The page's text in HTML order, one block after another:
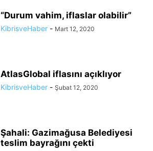
“Durum vahim, iflaslar olabilir”
KibrisveHaber - Mart 12, 2020
AtlasGlobal iflasını açıklıyor
KibrisveHaber - Şubat 12, 2020
Şahali: Gazimağusa Belediyesi
teslim bayrağını çekti